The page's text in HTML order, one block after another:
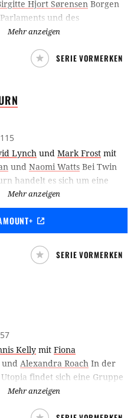
Hjort Sørensen Borgen
und des
in Dänemark. Das
um die charakter- und
Brigitte Nyborg
und großen Kämpfe,
Mehr anzeigen
SERIE VORMERKEN
115
Lynch und Mark Frost mit
und Naomi Watts Bei Twin
handelt es sich um eine
Series, die von David
Frost konzipiert wurde und
der Original-Serie aufgreift.
es Agent Dale Cooper in die
Kleinstadt, in der nichts so ist,
Mehr anzeigen
SERIE VORMERKEN
57
Kelly mit Fiona
und Alexandra Roach In der
findet sich eine Gruppe
Menschen zusammen.
Manuskript eines bis dato
Mehr anzeigen